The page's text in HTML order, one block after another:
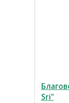
Sri"